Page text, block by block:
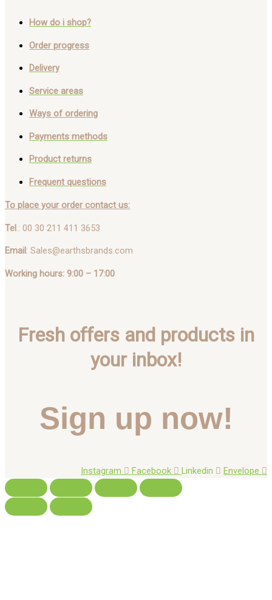
How do i shop?
Order progress
Delivery
Service areas
Ways of ordering
Payments methods
Product returns
Frequent questions
To place your order contact us:
Tel .: 00 30 211 411 3653
Email: Sales@earthsbrands.com
Working hours: 9:00 – 17:00
Fresh offers and products in
your inbox!
Sign up now!
Instagram Facebook Linkedin Envelope